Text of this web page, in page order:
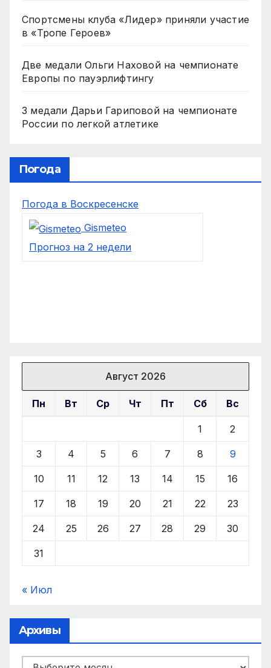
Спортсмены клуба «Лидер» приняли участие
в «Тропе Героев»
Две медали Ольги Наховой на чемпионате
Европы по пауэрлифтингу
3 медали Дарьи Гариповой на чемпионате
России по легкой атлетике
Погода
Погода в Воскресенске
Gismeteo
Прогноз на 2 недели
Август 2026
Пн Вт Ср Чт Пт Сб Вс
1 2
3 4 5 6 7 8 9
10 11 12 13 14 15 16
17 18 19 20 21 22 23
24 25 26 27 28 29 30
31
« Июл
Архивы
Архивы